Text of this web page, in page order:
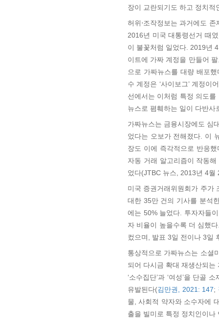
장이 교란되기도 하고 정치
허위⋅조작정보는 과거에도
2016년 미국 대통령선거 때
이 불꽃처럼 일었다. 2019년
이트에 가짜 계정을 만들어
으로 가짜뉴스를 대량 배포
수 계정은 ‘사이보그’ 계정이
선에서는 이처럼 특정 의도
뉴스로 폄훼하는 일이 다반사
가짜뉴스는 금융시장에도 심
었다는 오보가 전해졌다. 이
장도 이에 즉각적으로 반응
자동 거래 알고리즘이 작동
었다(JTBC 뉴스, 2013년 4월
미국 증권거래위원회가 주가
대한 35만 건의 기사를 분석
에는 50% 늘었다. 투자자들
자 비율이 높을수록 더 심했
컸으며, 발표 3일 전이나 3일
통상적으로 가짜뉴스는 소셜
되어 다시금 확대 재생산되는
‘소수집단’과 ‘여성’을 단골
유발된다(김만권, 2021: 147;
물, 사회적 약자와 소수자에
출을 빌미로 특정 정치인이나